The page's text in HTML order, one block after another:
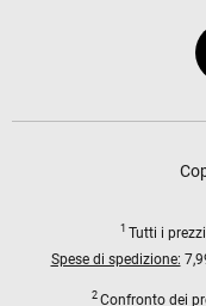
1 Tutti i
Spese di spedizione:
2 Confronto dei